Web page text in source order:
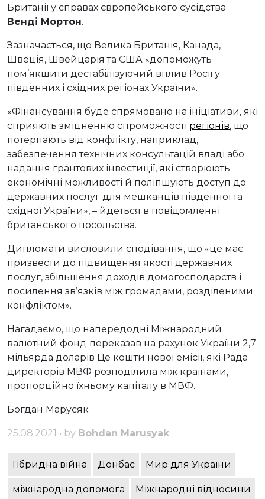
Британії у справах європейського сусідства
Венді Мортон.
Зазначається, що Велика Британія, Канада,
Швеція, Швейцарія та США «допоможуть
пом’якшити дестабілізуючий вплив Росії у
південних і східних регіонах України».
«Фінансування буде спрямовано на ініціативи, які
сприяють зміцненню спроможності регіонів, що
потерпають від конфлікту, наприклад,
забезпечення технічних консультацій владі або
надання грантових інвестиції, які створюють
економічні можливості й поліпшують доступ до
державних послуг для мешканців південної та
східної України», – йдеться в повідомленні
британського посольства.
Дипломати висловили сподівання, що «це має
призвести до підвищення якості державних
послуг, збільшення доходів домогосподарств і
посилення зв’язків між громадами, розділеними
конфліктом».
Нагадаємо, що напередодні Міжнародний
валютний фонд переказав на рахунок України 2,7
мільярда доларів Це кошти нової емісії, які Рада
директорів МВФ розподілила між країнами,
пропорційно їхньому капіталу в МВФ.
Богдан Марусяк
25.08.2021 • by Bohdan Marusyak
Гібридна війна Донбас Мир для України
міжнародна допомога Міжнародні відносини